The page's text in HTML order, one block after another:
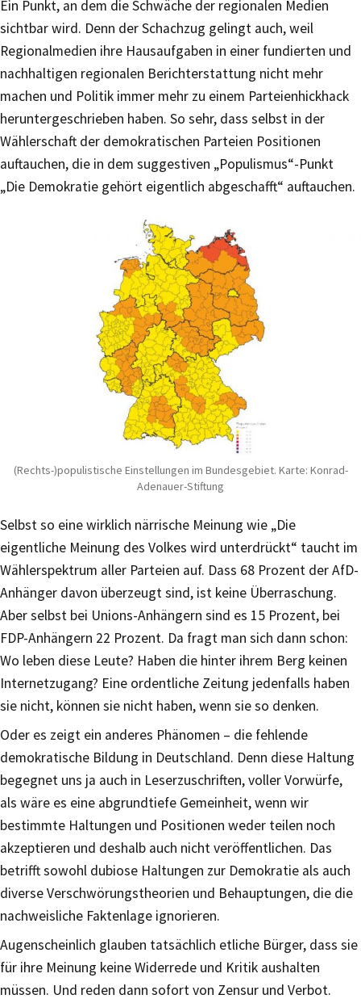
Ein Punkt, an dem die Schwäche der regionalen Medien
sichtbar wird. Denn der Schachzug gelingt auch, weil
Regionalmedien ihre Hausaufgaben in einer fundierten und
nachhaltigen regionalen Berichterstattung nicht mehr
machen und Politik immer mehr zu einem Parteienhickhack
heruntergeschrieben haben. So sehr, dass selbst in der
Wählerschaft der demokratischen Parteien Positionen
auftauchen, die in dem suggestiven „Populismus“-Punkt
„Die Demokratie gehört eigentlich abgeschafft“ auftauchen.
(Rechts-)populistische Einstellungen im Bundesgebiet. Karte: Konrad-
Adenauer-Stiftung
Selbst so eine wirklich närrische Meinung wie „Die
eigentliche Meinung des Volkes wird unterdrückt“ taucht im
Wählerspektrum aller Parteien auf. Dass 68 Prozent der AfD-
Anhänger davon überzeugt sind, ist keine Überraschung.
Aber selbst bei Unions-Anhängern sind es 15 Prozent, bei
FDP-Anhängern 22 Prozent. Da fragt man sich dann schon:
Wo leben diese Leute? Haben die hinter ihrem Berg keinen
Internetzugang? Eine ordentliche Zeitung jedenfalls haben
sie nicht, können sie nicht haben, wenn sie so denken.
Oder es zeigt ein anderes Phänomen – die fehlende
demokratische Bildung in Deutschland. Denn diese Haltung
begegnet uns ja auch in Leserzuschriften, voller Vorwürfe,
als wäre es eine abgrundtiefe Gemeinheit, wenn wir
bestimmte Haltungen und Positionen weder teilen noch
akzeptieren und deshalb auch nicht veröffentlichen. Das
betrifft sowohl dubiose Haltungen zur Demokratie als auch
diverse Verschwörungstheorien und Behauptungen, die die
nachweisliche Faktenlage ignorieren.
Augenscheinlich glauben tatsächlich etliche Bürger, dass sie
für ihre Meinung keine Widerrede und Kritik aushalten
müssen. Und reden dann sofort von Zensur und Verbot.